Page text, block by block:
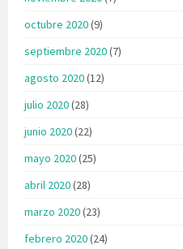
octubre 2020(9)
septiembre 2020(7)
agosto 2020(12)
julio 2020(28)
junio 2020(22)
mayo 2020(25)
abril 2020(28)
marzo 2020(23)
febrero 2020(24)